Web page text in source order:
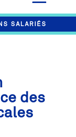
SALARIÉS
des